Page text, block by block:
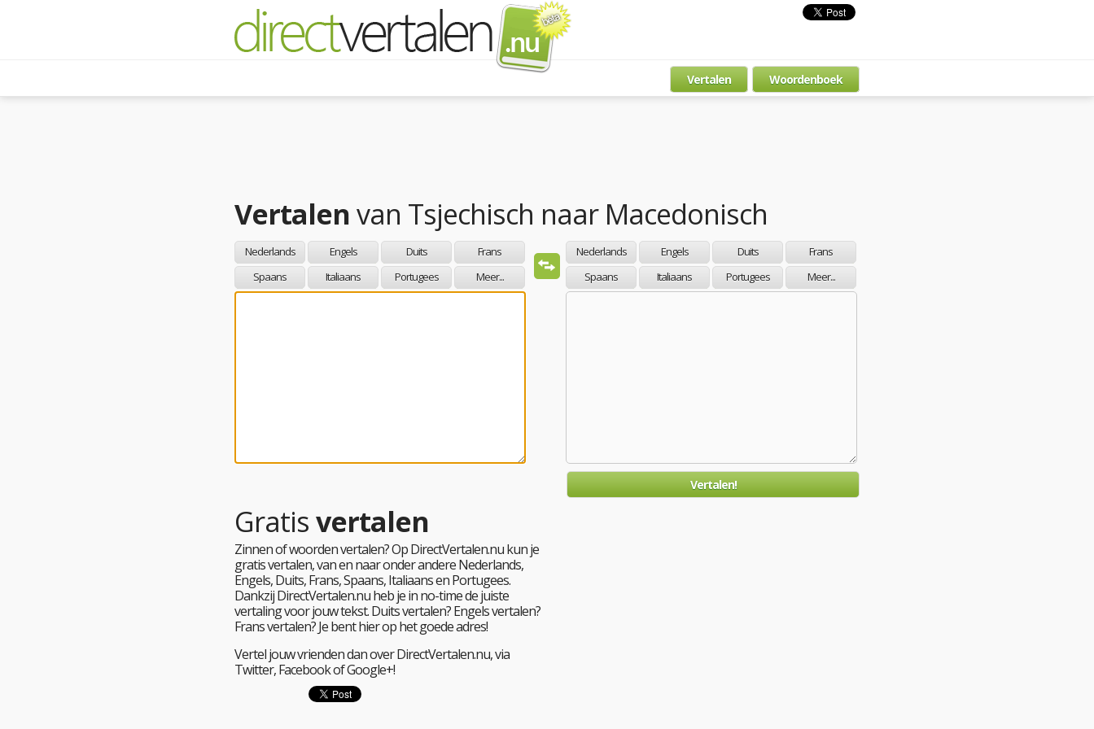
Vertalen Woordenboek
Vertalenvan Tsjechisch naar Macedonisch
Nederlands Engels Duits
Frans
Spaans
Italiaans Portugees Meer...
Nederlands Engels Duits
Frans
Spaans
Italiaans Portugees Meer...
Gratisvertalen
Zinnen of woorden vertalen? Op DirectVertalen.nu kun je
gratis vertalen, van en naar onder andere Nederlands,
Engels, Duits, Frans, Spaans, Italiaans en Portugees.
Dankzij DirectVertalen.nu heb je in no-time de juiste
vertaling voor jouw tekst. Duits vertalen? Engels vertalen?
Frans vertalen? Je bent hier op het goede adres!
Vertel jouw vrienden dan over DirectVertalen.nu, via
Twitter, Facebook of Google+!